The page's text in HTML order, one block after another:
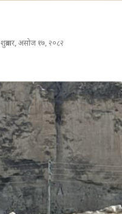
शुक्रबार, असोज १७, २०८२